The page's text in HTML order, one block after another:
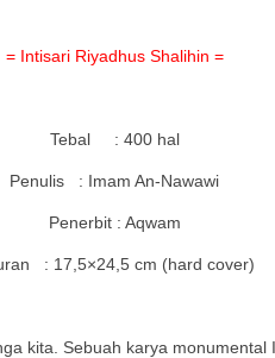
= Intisari Riyadhus Shalihin =
Tebal : 400 hal
Penulis : Imam An-Nawawi
Penerbit : Aqwam
: 17,5×24,5 cm (hard cover)
kita. Sebuah karya